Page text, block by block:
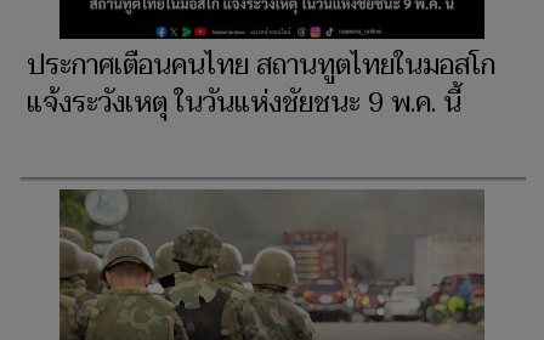
ประกาศเตือนคนไทย สถานทูตไทยในมอสโก
แจ้งระวังเหตุ ในวันแห่งชัยชนะ 9 พ.ค. นี้